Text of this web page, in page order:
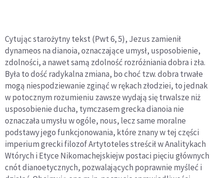
Cytując starożytny tekst (Pwt 6, 5), Jezus zamienił
dynameos na dianoia, oznaczające umysł, usposobienie,
zdolności, a nawet samą zdolność rozróżniania dobra i zła.
Była to dość radykalna zmiana, bo choć tzw. dobra trwałe
mogą niespodziewanie zginąć w rękach złodziei, to jednak
w potocznym rozumieniu zawsze wydają się trwalsze niż
usposobienie ducha, tymczasem grecka dianoia nie
oznaczała umysłu w ogóle, nous, lecz same moralne
podstawy jego funkcjonowania, które znany w tej części
imperium grecki filozof Artytoteles streścił w Analitykach
Wtórych i Etyce Nikomachejskiejw postaci pięciu głównych
cnót dianoetycznych, pozwalających poprawnie myśleć i